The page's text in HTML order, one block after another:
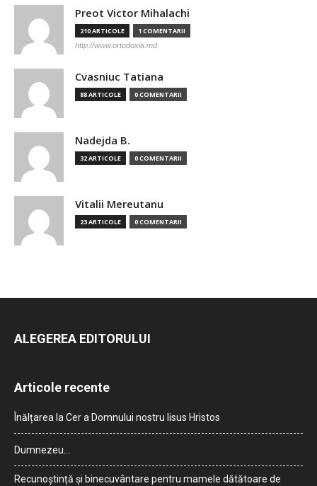
Preot Victor Mihalachi
210 ARTICOLE 1 COMENTARII
http://www.ortodoxia.md
Cvasniuc Tatiana
88 ARTICOLE 0 COMENTARII
Nadejda B.
32 ARTICOLE 0 COMENTARII
Vitalii Mereutanu
23 ARTICOLE 0 COMENTARII
ALEGEREA EDITORULUI
Articole recente
Înălțarea la Cer a Domnului nostru Iisus Hristos
Dumnezeu…
Recunoștință și binecuvântare pentru mamele dătătoare de